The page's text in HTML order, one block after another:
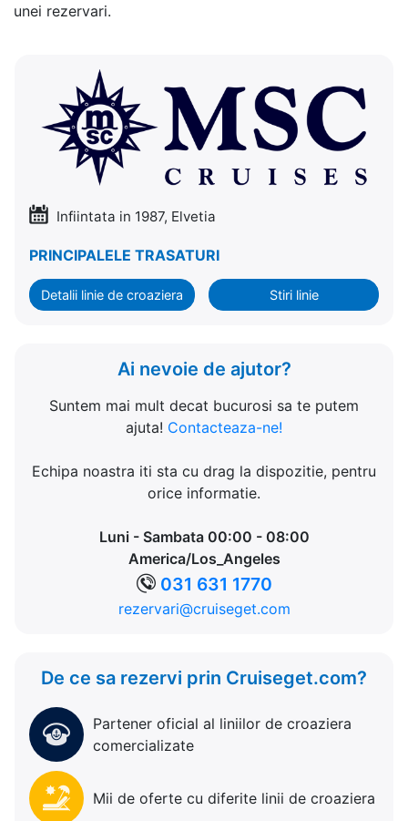
unei rezervari.
Infiintata in 1987, Elvetia
PRINCIPALELE TRASATURI
Detalii linie de croaziera Stiri linie
Ai nevoie de ajutor?
Suntem mai mult decat bucurosi sa te putem
ajuta! Contacteaza-ne!
Echipa noastra iti sta cu drag la dispozitie, pentru
orice informatie.
Luni - Sambata 00:00 - 08:00
America/Los_Angeles
031 631 1770
rezervari@cruiseget.com
De ce sa rezervi prin Cruiseget.com?
Partener oficial al liniilor de croaziera
comercializate
Mii de oferte cu diferite linii de croaziera